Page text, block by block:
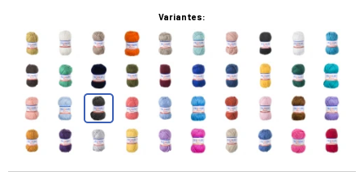
Variantes: